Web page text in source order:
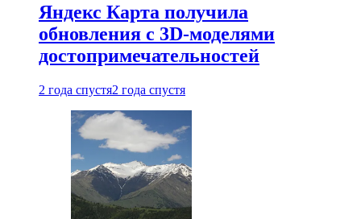
Яндекс Карта получила
обновления с 3D-моделями
достопримечательностей
2 года спустя2 года спустя